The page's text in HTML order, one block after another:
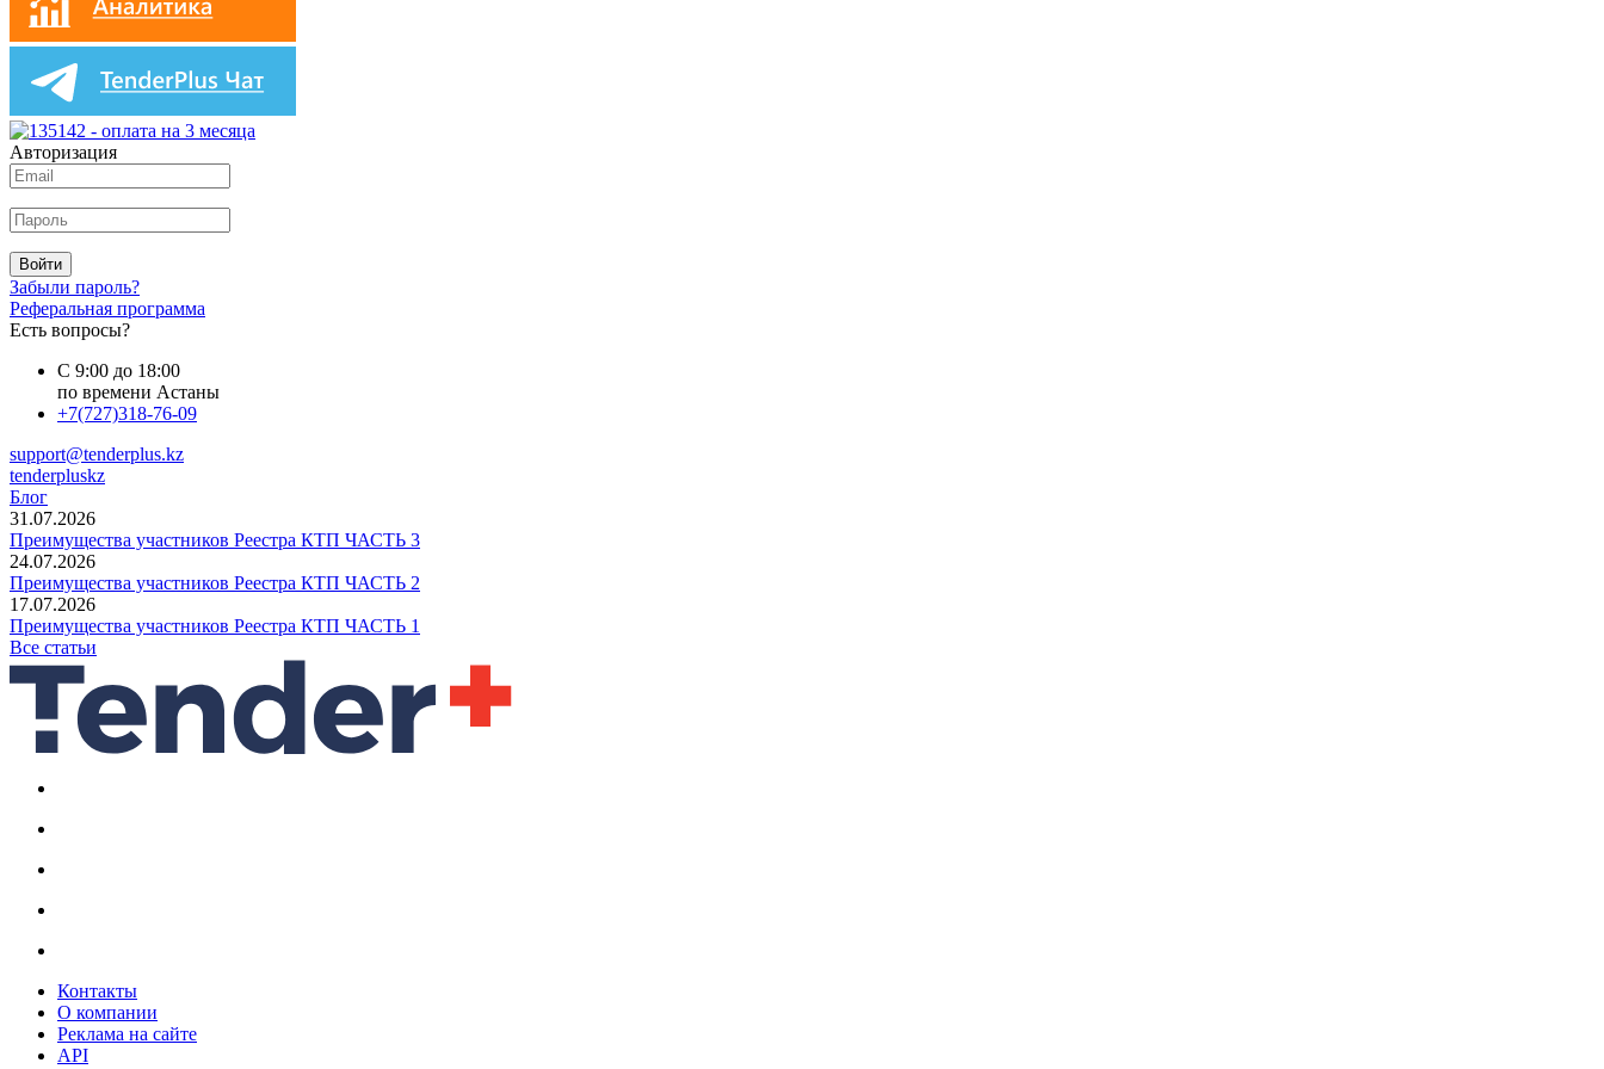
Авторизация
Войти
Забыли пароль?
Реферальная программа
Есть вопросы?
С 9:00 до 18:00
по времени Астаны
+7(727)318-76-09
support@tenderplus.kz
tenderpluskz
Блог
31.07.2026
Преимущества участников Реестра КТП ЧАСТЬ 3
24.07.2026
Преимущества участников Реестра КТП ЧАСТЬ 2
17.07.2026
Преимущества участников Реестра КТП ЧАСТЬ 1
Все статьи
Контакты
О компании
Реклама на сайте
API